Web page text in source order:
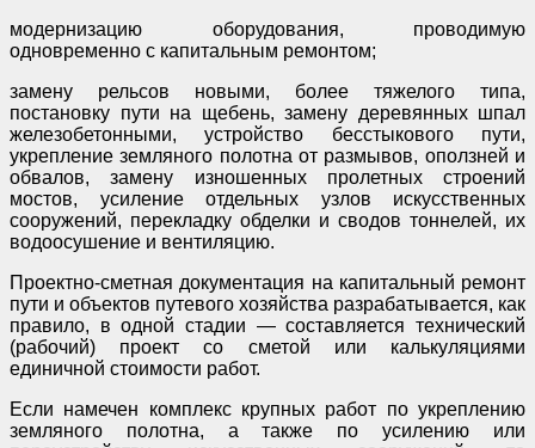
модернизацию оборудования, проводимую
одновременно с капитальным ремонтом;
замену рельсов новыми, более тяжелого типа,
постановку пути на щебень, замену деревянных шпал
железобетонными, устройство бесстыкового пути,
укрепление земляного полотна от размывов, оползней и
обвалов, замену изношенных пролетных строений
мостов, усиление отдельных узлов искусственных
сооружений, перекладку обделки и сводов тоннелей, их
водоосушение и вентиляцию.
Проектно-сметная документация на капитальный ремонт
пути и объектов путевого хозяйства разрабатывается, как
правило, в одной стадии — составляется технический
(рабочий) проект со сметой или калькуляциями
единичной стоимости работ.
Если намечен комплекс крупных работ по укреплению
земляного полотна, а также по усилению или